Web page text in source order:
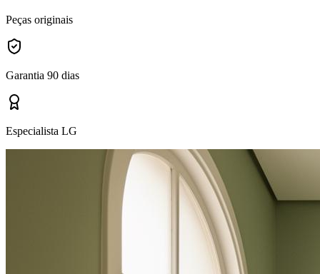
Peças originais
Garantia 90 dias
Especialista LG